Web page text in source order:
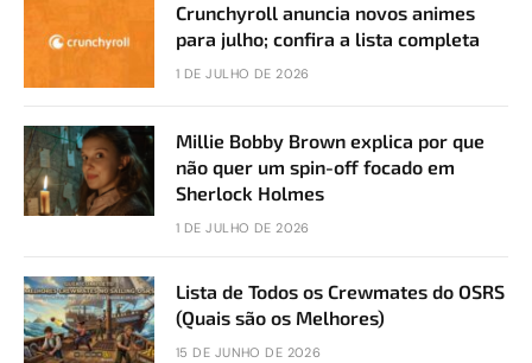
Crunchyroll anuncia novos animes
para julho; confira a lista completa
1 DE JULHO DE 2026
Millie Bobby Brown explica por que
não quer um spin-off focado em
Sherlock Holmes
1 DE JULHO DE 2026
Lista de Todos os Crewmates do OSRS
(Quais são os Melhores)
15 DE JUNHO DE 2026